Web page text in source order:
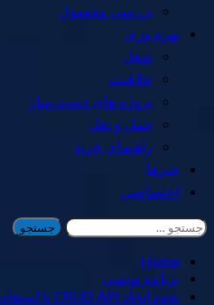
بررسی محصول
بهره وری
شغل
خلاقیت
پروژه های دست ساز
حمل و نقل
راهنمای خرید
خبرها
اختصاصی
جستجو
برای:
Home
برنامه نویسی
نحوه ایجاد CRUD API با استفاده از Node، PostgresQL و Express